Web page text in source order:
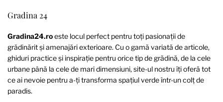
Gradina 24
Gradina24.roeste locul perfect pentru toți pasionații de
grădinărit și amenajări exterioare. Cu o gamă variată de articole,
ghiduri practice și inspirație pentru orice tip de grădină, de la cele
urbane până la cele de mari dimensiuni, site-ul nostru îți oferă tot
ce ai nevoie pentru a-ți transforma spațiul verde într-un colț de
paradis.